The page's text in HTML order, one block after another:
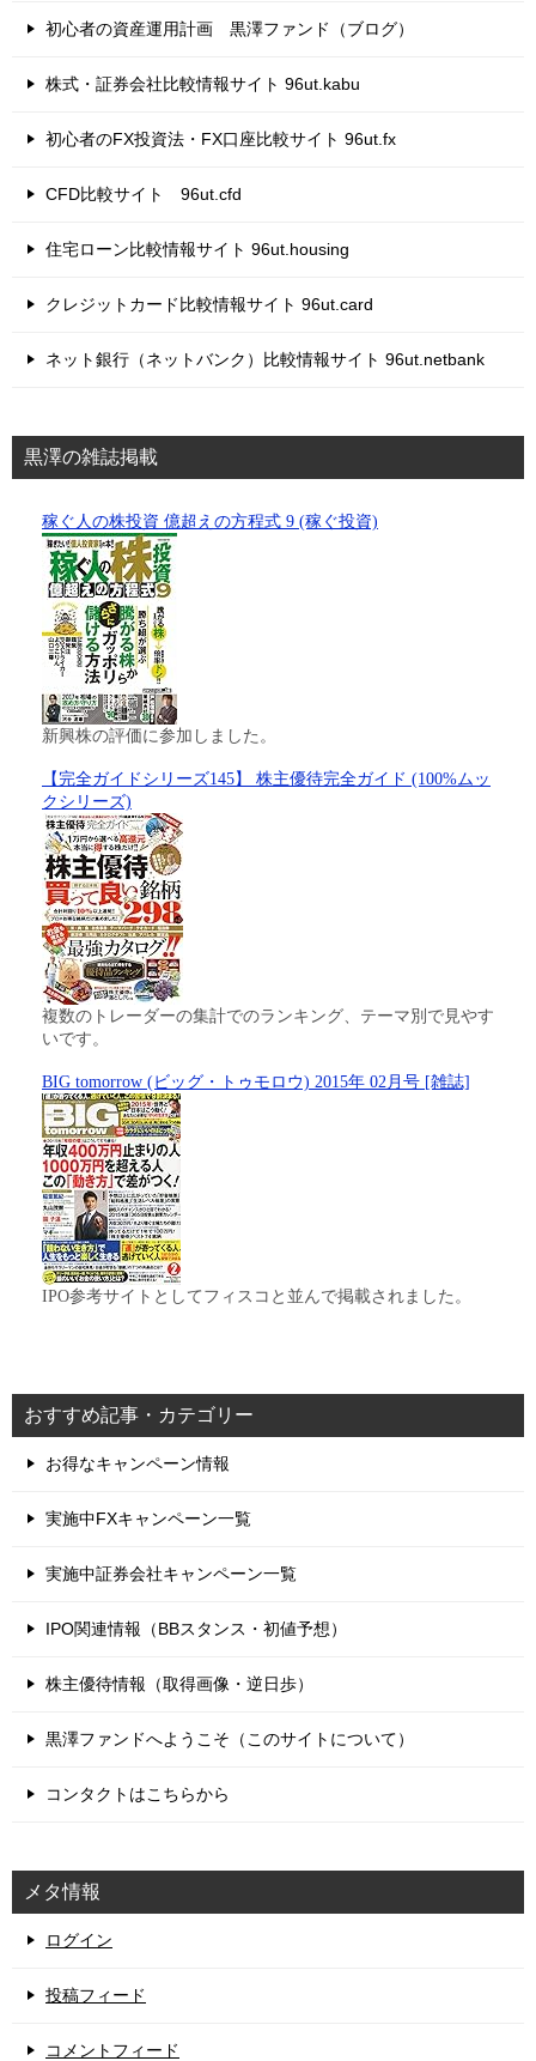
初心者の資産運用計画 黒澤ファンド（ブログ）
株式・証券会社比較情報サイト 96ut.kabu
初心者のFX投資法・FX口座比較サイト 96ut.fx
CFD比較サイト 96ut.cfd
住宅ローン比較情報サイト 96ut.housing
クレジットカード比較情報サイト 96ut.card
ネット銀行（ネットバンク）比較情報サイト 96ut.netbank
黒澤の雑誌掲載
稼ぐ人の株投資 億超えの方程式 9 (稼ぐ投資)
新興株の評価に参加しました。
【完全ガイドシリーズ145】 株主優待完全ガイド (100%ムッ
クシリーズ)
複数のトレーダーの集計でのランキング、テーマ別で見やす
いです。
BIG tomorrow (ビッグ・トゥモロウ) 2015年 02月号 [雑誌]
IPO参考サイトとしてフィスコと並んで掲載されました。
おすすめ記事・カテゴリー
お得なキャンペーン情報
実施中FXキャンペーン一覧
実施中証券会社キャンペーン一覧
IPO関連情報（BBスタンス・初値予想）
株主優待情報（取得画像・逆日歩）
黒澤ファンドへようこそ（このサイトについて）
コンタクトはこちらから
メタ情報
ログイン
投稿フィード
コメントフィード